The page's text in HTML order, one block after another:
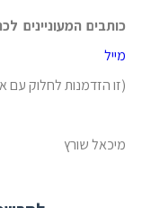
כותבים המעוניינים
מייל
(זו הזדמנות לחלוק עם
מיכאל שורץ